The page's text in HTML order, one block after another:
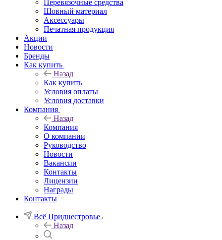
Перевязочные средства
Шовный материал
Аксессуары
Печатная продукция
Акции
Новости
Бренды
Как купить
Назад
Как купить
Условия оплаты
Условия доставки
Компания
Назад
Компания
О компании
Руководство
Новости
Вакансии
Контакты
Лицензии
Награды
Контакты
Всё Приднестровье
Назад